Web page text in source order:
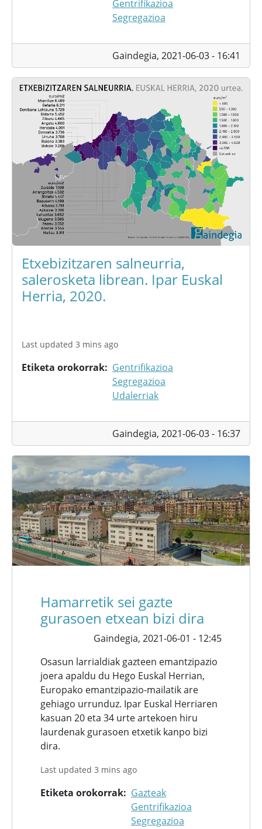
Gentrifikazioa
Segregazioa
Gaindegia, 2021-06-03 - 16:41
Etxebizitzaren salneurria,
salerosketa librean. Ipar Euskal
Herria, 2020.
Last updated 3 mins ago
Etiketa orokorrak
Gentrifikazioa
Segregazioa
Udalerriak
Gaindegia, 2021-06-03 - 16:37
Hamarretik sei gazte
gurasoen etxean bizi dira
Gaindegia, 2021-06-01 - 12:45
Osasun larrialdiak gazteen emantzipazio
joera apaldu du Hego Euskal Herrian,
Europako emantzipazio-mailatik are
gehiago urrunduz. Ipar Euskal Herriaren
kasuan 20 eta 34 urte artekoen hiru
laurdenak gurasoen etxetik kanpo bizi
dira.
Last updated 3 mins ago
Etiketa orokorrak
Gazteak
Gentrifikazioa
Segregazioa